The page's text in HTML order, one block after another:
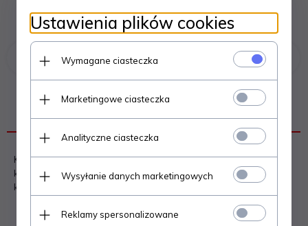
Poprzedni produkt Następny produkt
OPIS PRODUKTU
KRATKA kominkowa 11x17cm malowana grafitowa. Kratki
kominkowe malowane koloru grafitowego to dopełnienie
każdej eleganckiej przestrzeni.
Ustawienia plików cookies
Wymagane ciasteczka
Marketingowe ciasteczka
Analityczne ciasteczka
Wysyłanie danych marketingowych
Reklamy spersonalizowane